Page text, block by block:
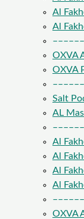
Al
Al
OXVA
OXVA
Salt
AL
Al
Al
Al
Al
OXVA